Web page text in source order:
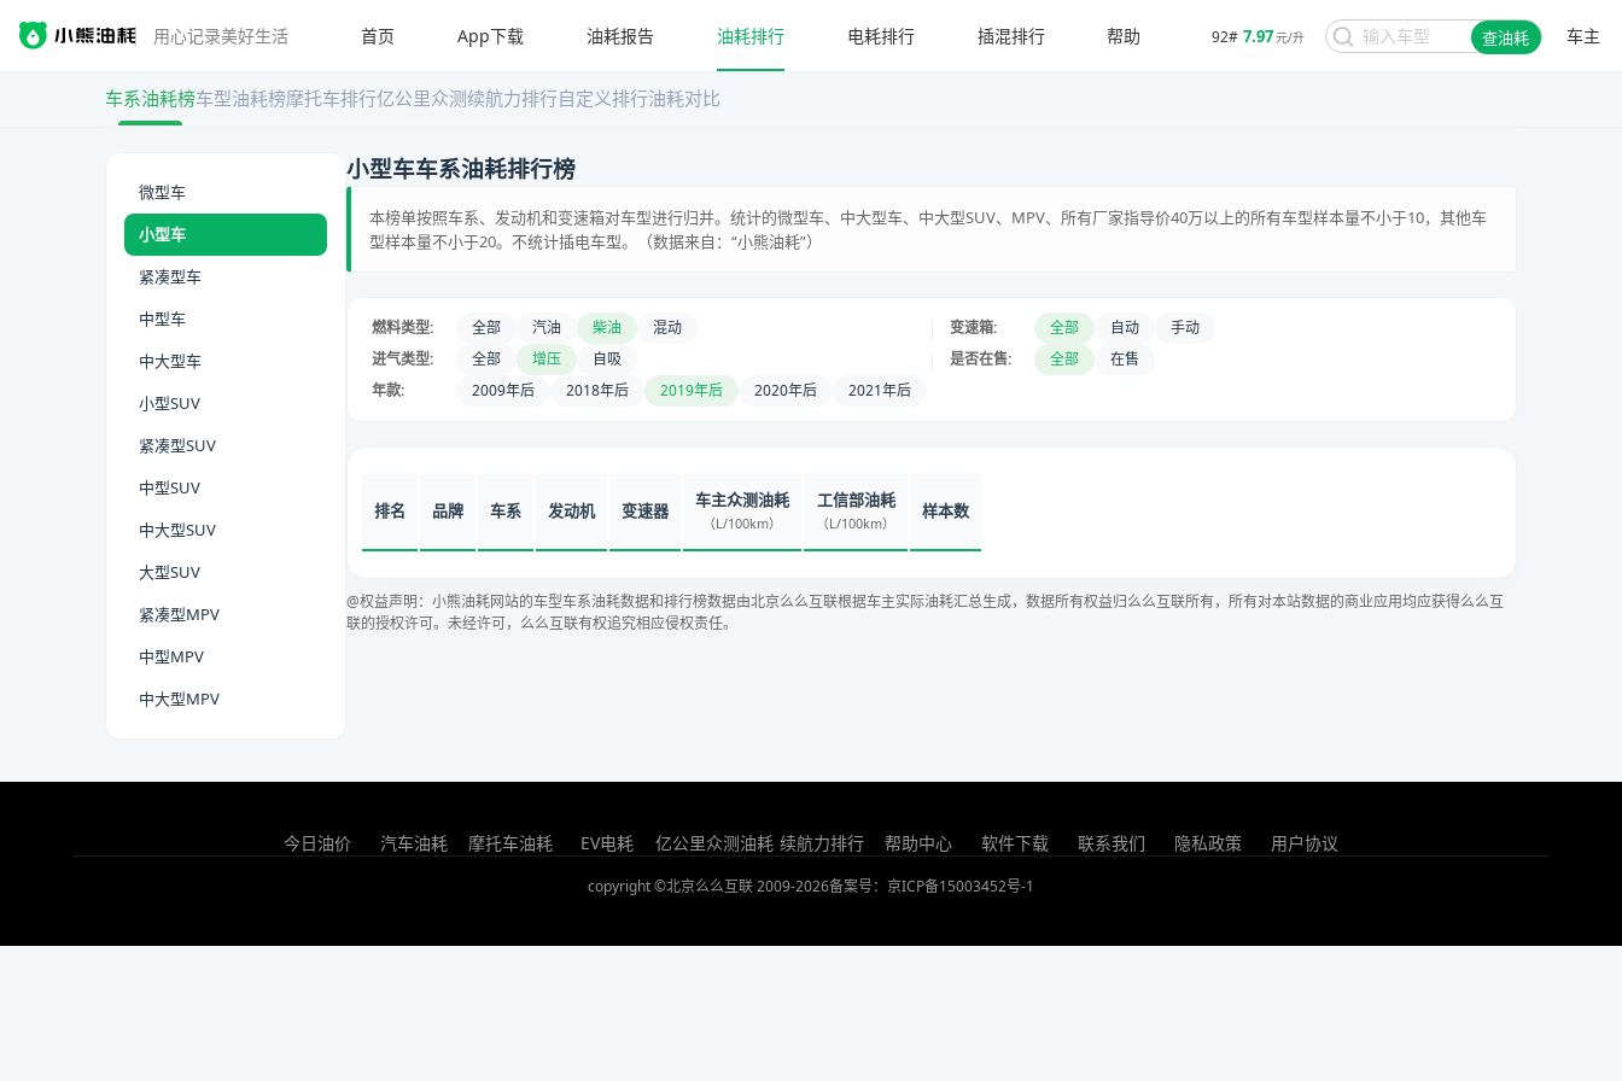
用心记录美好生活 92# 7.97元/升 查油耗 车主
首页 App下载 油耗报告 油耗排行 电耗排行 插混排行 帮助
车系油耗榜车型油耗榜摩托车排行亿公里众测续航力排行自定义排行油耗对比
微型车
小型车
紧凑型车
中型车
中大型车
小型SUV
紧凑型SUV
中型SUV
中大型SUV
大型SUV
紧凑型MPV
中型MPV
中大型MPV
小型车车系油耗排行榜
本榜单按照车系、发动机和变速箱对车型进行归并。统计的微型车、中大型车、中大型SUV、MPV、所有厂家指导价40万以上的所有车型样本量不小于10，其他车
型样本量不小于20。不统计插电车型。（数据来自：“小熊油耗”）
燃料类型: 全部 汽油 柴油 混动 变速箱: 全部 自动
手动
进气类型:
全部 增压 自吸 是否在售: 全部
在售
年款:
2009年后 2018年后 2019年后 2020年后 2021年后
排名 品牌 车系 发动机 变速器 车主众测油耗
（L/100km）
工信部油耗
（L/100km）
样本数
@权益声明：小熊油耗网站的车型车系油耗数据和排行榜数据由北京么么互联根据车主实际油耗汇总生成，数据所有权益归么么互联所有，所有对本站数据的商业应用均应获得么么互
联的授权许可。未经许可，么么互联有权追究相应侵权责任。
今日油价 汽车油耗 摩托车油耗 EV电耗 亿公里众测油耗 续航力排行 帮助中心 软件下载 联系我们 隐私政策 用户协议
copyright ©北京么么互联 2009-2026备案号：京ICP备15003452号-1